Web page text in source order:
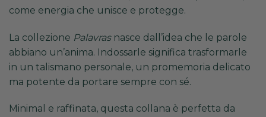
come energia che unisce e protegge.
La collezione Palavrasnasce dall’idea che le parole
abbiano un’anima. Indossarle significa trasformarle
in un talismano personale, un promemoria delicato
ma potente da portare sempre con sé.
Minimal e raffinata, questa collana è perfetta da